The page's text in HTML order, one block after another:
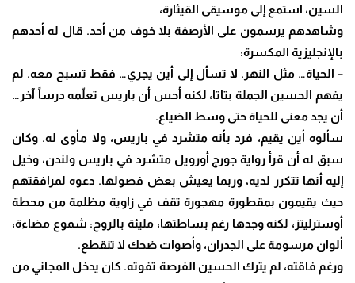
السين، استمع إلى موسيقى القيثارة،
وشاهدهم يرسمون على الأرصفة بلا خوف من أحد. قال له أحدهم
بالإنجليزية المكسرة:
– الحياة… مثل النهر. لا تسأل إلى أين يجري… فقط تسبح معه. لم
يفهم الحسين الجملة بتاتا، لكنه أحس أن باريس تعلّمه درساً آخر…
أن يجد معنى للحياةحتى وسط الضياع.
سألوه أين يقيم، فرد بأنه متشرد في باريس، ولا مأوى له. وكان
سبق له أن قرأ رواية جورج أورويل متشرد في باريس ولندن، وخيل
إليه أنها تتكرر لديه، وربما يعيش بعض فصولها. دعوه لمرافقتهم
حيث يقيمون بمقطورة مهجورة تقف في زاوية مظلمة من محطة
أوسترليتز، لكنه وجدها رغم بساطتها، مليئة بالروح: شموع مضاءة،
ألوان مرسومة على الجدران، وأصوات ضحك لا تنقطع.
ورغم فاقته، لم يترك الحسين الفرصة تفوته. كان يدخل المجاني من